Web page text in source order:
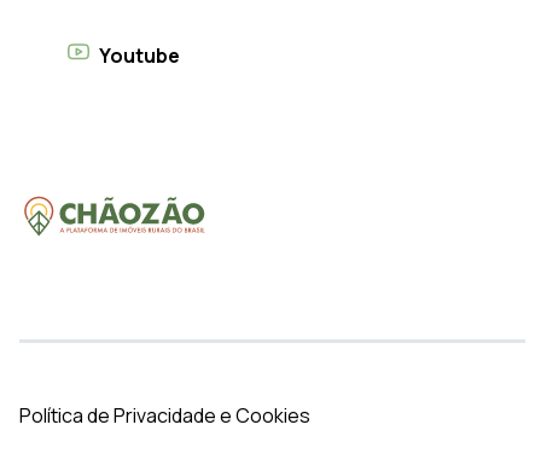
Youtube
Política de Privacidade e Cookies